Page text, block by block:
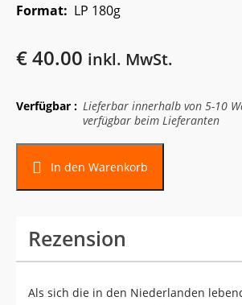
Format: LP 180g
€40.00 inkl. MwSt.
Verfügbar : Lieferbar innerhalb von 5-10
verfügbar beim Lieferanten
In den Warenkorb
Alternative:
Rezension
Als sich die in den Niederlanden